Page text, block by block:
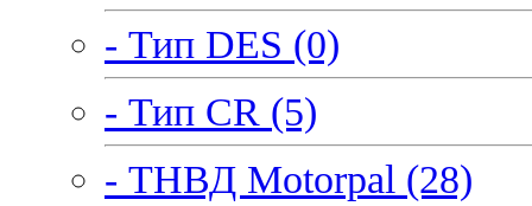
- Тип DES (0)
- Тип CR (5)
- ТНВД Motorpal (28)